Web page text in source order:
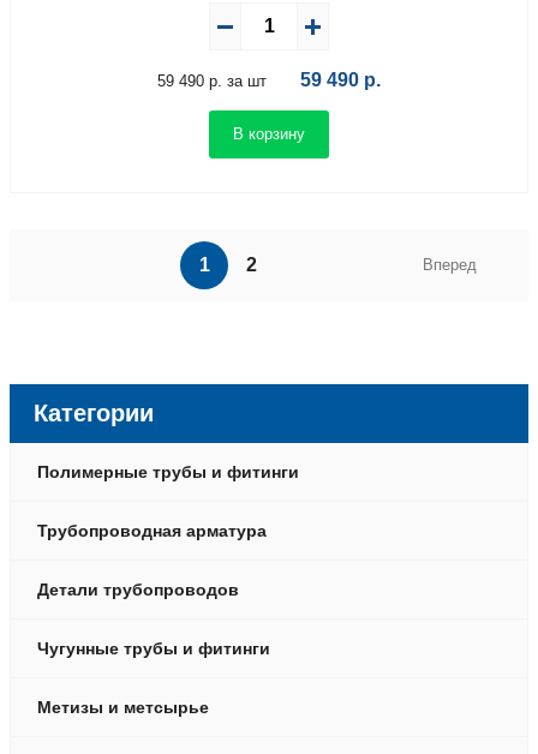
59 490 р. за шт 59 490 р.
В корзину
1 2 Вперед
Категории
Полимерные трубы и фитинги
Трубопроводная арматура
Детали трубопроводов
Чугунные трубы и фитинги
Метизы и метсырье